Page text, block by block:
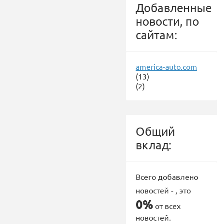
Добавленные
новости, по
сайтам:
america-auto.com
(13)
(2)
Общий
вклад:
Всего добавлено
новостей - , это
0% от всех
новостей.